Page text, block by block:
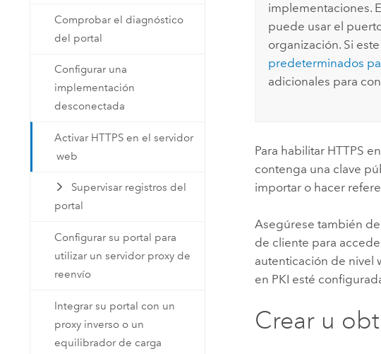
Comprobar el diagnóstico
del portal
Configurar una
implementación
desconectada
Activar HTTPS en el servidor
web
Supervisar registros del
portal
Configurar su portal para
utilizar un servidor proxy de
reenvío
Integrar su portal con un
proxy inverso o un
equilibrador de carga
implementaciones.
puede usar el
organización. Si
predeterminados
adicionales para
Para habilitar HTTPS
contenga una clave
importar o hacer
Asegúrese también
de cliente para
autenticación de nivel
en PKI esté
Crear u